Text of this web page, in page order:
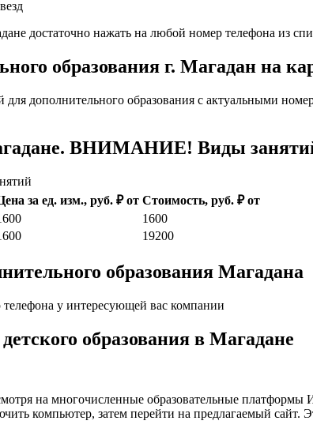
достаточно нажать на любой номер телефона из
образования г. Магадан на
дополнительного образования с актуальными
ВНИМАНИЕ! Виды занятий
за ед. изм., руб. ₽ от Стоимость, руб. ₽ от
1600
19200
образования Магадана
у интересующей вас компании
образования в Магадане
на многочисленные образовательные
компьютер, затем перейти на предлагаемый